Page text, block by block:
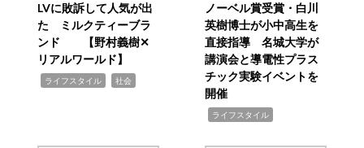
LVに敗訴して人気が出
た ミルクティーブラ
ンド 【野村義樹✕
リアルワールド】
ライフスタイル 社会
ノーベル賞受賞・白川
英樹博士が小中高生を
直接指導 名城大学が
講演会と導電性プラス
チック実験イベントを
開催
ライフスタイル